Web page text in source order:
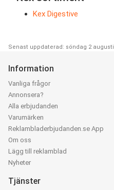
Kex Digestive
Senast uppdaterad: söndag 2 augusti
Information
Vanliga frågor
Annonsera?
Alla erbjudanden
Varumärken
Reklambladerbjudanden.se App
Om oss
Lägg till reklamblad
Nyheter
Tjänster